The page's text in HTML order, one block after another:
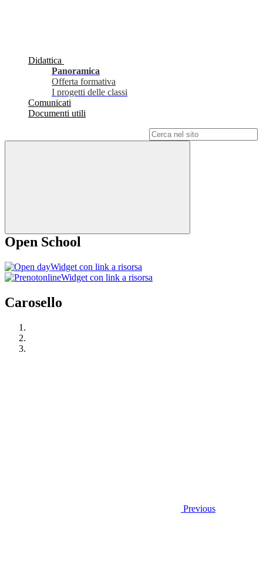
Didattica
Panoramica
Offerta formativa
I progetti delle classi
Comunicati
Documenti utili
Open School
Widget con link a risorsa
Widget con link a risorsa
Carosello
Previous